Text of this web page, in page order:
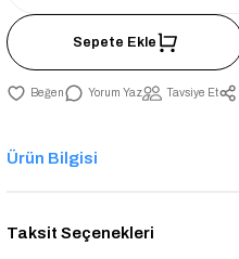
Sepete Ekle
Yorum Yaz Tavsiye Et
Ürün Bilgisi
Taksit Seçenekleri